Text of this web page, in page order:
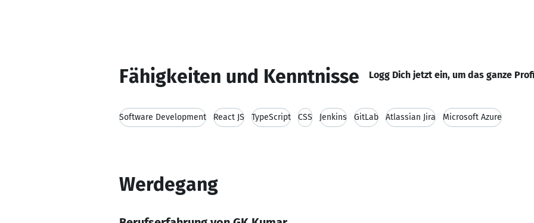
Fähigkeiten und Kenntnisse Logg Dich jetzt ein, um das ganze
Software Development React JS TypeScript CSS Jenkins GitLab Atlassian Jira Microsoft Azure
Werdegang